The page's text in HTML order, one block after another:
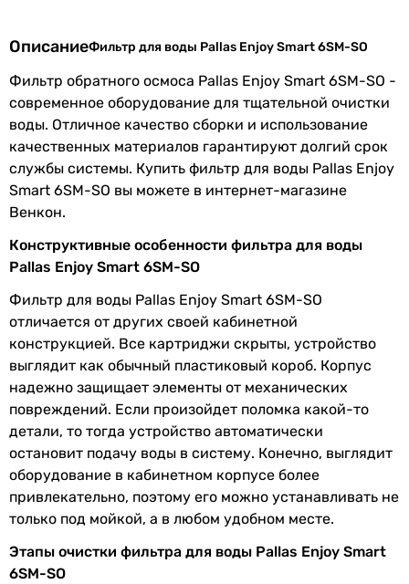
Установка под мойкой ,настольная
Вид крана модерн
Тип крану одинарный
Объем 8 л
Особенности
защита от утечек,
минерализатор,мембрана
постфильтр,накопительный
бак
картриджей
Производительность
мембраны
300 (80 галл.) л/сутки
Назначение бытовой
подключения
ОписаниеФильтр для воды Pallas Enjoy Smart 6SM-SO
Фильтр обратного осмоса Pallas Enjoy Smart 6SM-SO -
современное оборудование для тщательной очистки
воды. Отличное качество сборки и использование
качественных материалов гарантируют долгий срок
службы системы. Купить фильтр для воды Pallas Enjoy
Smart 6SM-SO вы можете в интернет-магазине
Венкон.
Конструктивные особенности фильтра для воды
Pallas Enjoy Smart 6SM-SO
Фильтр для воды Pallas Enjoy Smart 6SM-SO
отличается от других своей кабинетной
конструкцией. Все картриджи скрыты, устройство
выглядит как обычный пластиковый короб. Корпус
надежно защищает элементы от механических
повреждений. Если произойдет поломка какой-то
детали, то тогда устройство автоматически
остановит подачу воды в систему. Конечно, выглядит
оборудование в кабинетном корпусе более
привлекательно, поэтому его можно устанавливать не
только под мойкой, а в любом удобном месте.
Этапы очистки фильтра для воды Pallas Enjoy Smart
6SM-SO